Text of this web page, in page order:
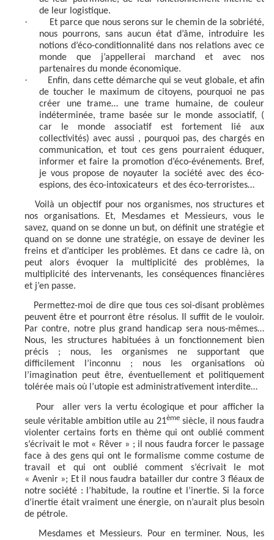
de leur logistique.
·
Et parce que nous serons sur le chemin de la sobriété,
nous pourrons, sans aucun état d’âme, introduire les
notions d’éco-conditionnalité dans nos relations avec ce
monde que j’appellerai marchand et avec nos
partenaires du monde économique.
·
Enfin, dans cette démarche qui se veut globale, et afin
de toucher le maximum de citoyens, pourquoi ne pas
créer une trame… une trame humaine, de couleur
indéterminée, trame basée sur le monde associatif, (
car le monde associatif est fortement lié aux
collectivités) avec aussi , pourquoi pas, des chargés en
communication, et tout ces gens pourraient éduquer,
informer et faire la promotion d’éco-événements. Bref,
je vous propose de noyauter la société avec des éco-
espions, des éco-intoxicateurs et des éco-terroristes…
Voilà un objectif pour nos organismes, nos structures et
nos organisations. Et, Mesdames et Messieurs, vous le
savez, quand on se donne un but, on définit une stratégie et
quand on se donne une stratégie, on essaye de deviner les
freins et d’anticiper les problèmes. Et dans ce cadre là, on
peut alors évoquer la multiplicité des problèmes, la
multiplicité des intervenants, les conséquences financières
et j’en passe.
Permettez-moi de dire que tous ces soi-disant problèmes
peuvent être et pourront être résolus. Il suffit de le vouloir.
Par contre, notre plus grand handicap sera nous-mêmes…
Nous, les structures habituées à un fonctionnement bien
précis ; nous, les organismes ne supportant que
difficilement l’inconnu ; nous les organisations où
l’imagination peut être, éventuellement et politiquement
tolérée mais où l’utopie est administrativement interdite…
Pour
aller vers la vertu écologique et pour afficher la
seule véritable ambition utile au 21èmesiècle, il nous faudra
violenter certains forts en thème qui ont oublié comment
s’écrivait le mot « Rêver » ; il nous faudra forcer le passage
face à des gens qui ont le formalisme comme costume de
travail et qui ont oublié comment s’écrivait le mot
« Avenir »; Et il nous faudra batailler dur contre 3 fléaux de
notre société : l’habitude, la routine et l’inertie. Si la force
d’inertie était vraiment une énergie, on n’aurait plus besoin
de pétrole.
Mesdames et Messieurs. Pour en terminer. Nous, les